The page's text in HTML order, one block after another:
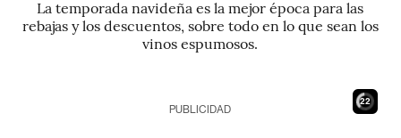
La temporada navideña es la mejor época para las
rebajas y los descuentos, sobre todo en lo que sean los
vinos espumosos.
21
PUBLICIDAD